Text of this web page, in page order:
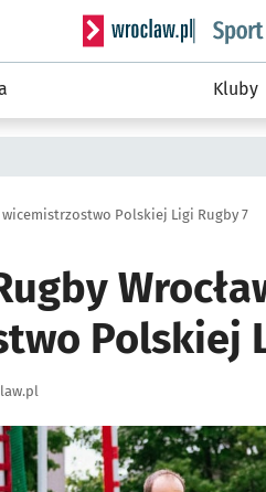
Serwis informacyjny
Kluby
wicemistrzostwo Polskiej Ligi Rugby 7
Polskiej